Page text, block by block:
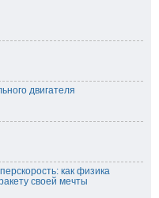
двигателя
как физика
своей мечты